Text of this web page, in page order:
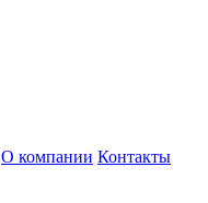
О компании Контакты